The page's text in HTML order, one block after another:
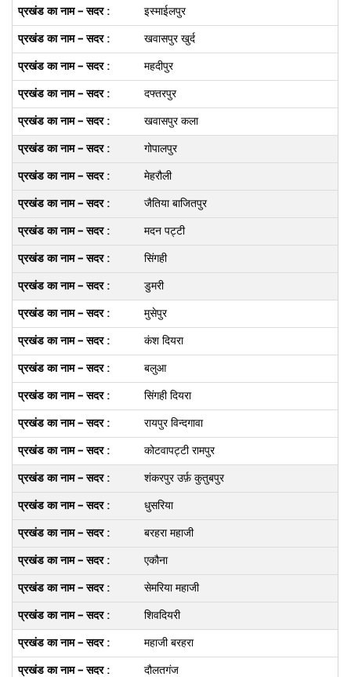
इस्माईलपुर
खवासपुर खुर्द
महदीपुर
दफ्तरपुर
खवासपुर कला
गोपालपुर
मेहरौली
जैतिया बाजितपुर
मदन पट्टी
सिंगही
डुमरी
मुसेपुर
कंश दियरा
बलुआ
सिंगही दियरा
रायपुर विन्दगावा
कोटवापट्टी रामपुर
शंकरपुर उर्फ़ कुतुबपुर
धुसरिया
बरहरा महाजी
एकौना
सेमरिया महाजी
शिवदियरी
महाजी बरहरा
दौलतगंज